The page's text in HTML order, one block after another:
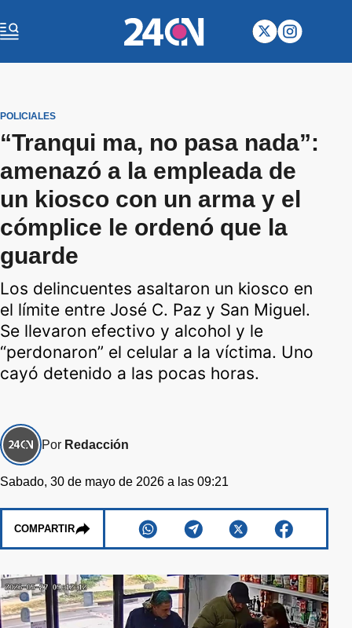
POLICIALES
“Tranqui ma, no pasa nada”:
amenazó a la empleada de
un kiosco con un arma y el
cómplice le ordenó que la
guarde
Los delincuentes asaltaron un kiosco en
el límite entre José C. Paz y San Miguel.
Se llevaron efectivo y alcohol y le
“perdonaron” el celular a la víctima. Uno
cayó detenido a las pocas horas.
Por Redacción
Sabado, 30 de mayo de 2026 a las 09:21
COMPARTIR